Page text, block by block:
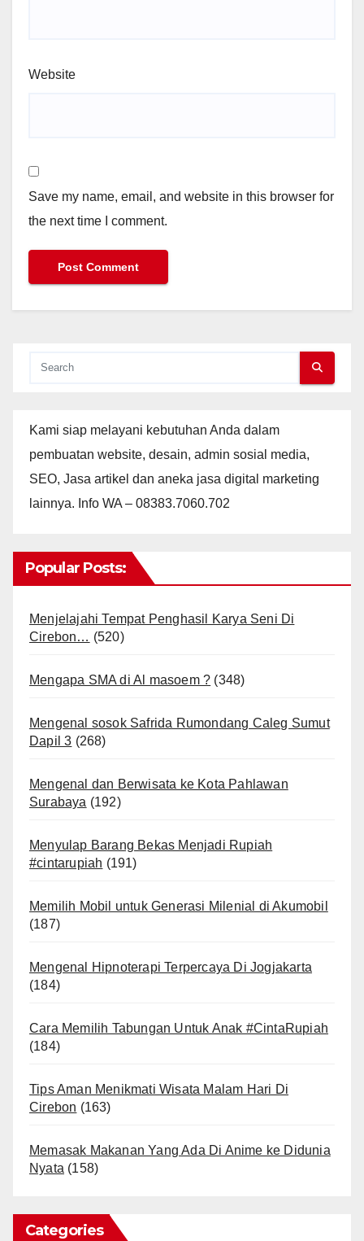
Website
Save my name, email, and website in this browser for
the next time I comment.
Kami siap melayani kebutuhan Anda dalam
pembuatan website, desain, admin sosial media,
SEO, Jasa artikel dan aneka jasa digital marketing
lainnya. Info WA – 08383.7060.702
Popular Posts:
Menjelajahi Tempat Penghasil Karya Seni Di
Cirebon… (520)
Mengapa SMA di Al masoem ? (348)
Mengenal sosok Safrida Rumondang Caleg Sumut
Dapil 3 (268)
Mengenal dan Berwisata ke Kota Pahlawan
Surabaya (192)
Menyulap Barang Bekas Menjadi Rupiah
#cintarupiah (191)
Memilih Mobil untuk Generasi Milenial di Akumobil
(187)
Mengenal Hipnoterapi Terpercaya Di Jogjakarta
(184)
Cara Memilih Tabungan Untuk Anak #CintaRupiah
(184)
Tips Aman Menikmati Wisata Malam Hari Di
Cirebon (163)
Memasak Makanan Yang Ada Di Anime ke Didunia
Nyata (158)
Categories